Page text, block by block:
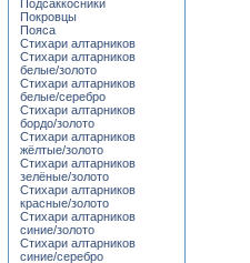
Подсаккосники
Покровцы
Пояса
Стихари алтарников
Стихари алтарников
белые/золото
Стихари алтарников
белые/серебро
Стихари алтарников
бордо/золото
Стихари алтарников
жёлтые/золото
Стихари алтарников
зелёные/золото
Стихари алтарников
красные/золото
Стихари алтарников
синие/золото
Стихари алтарников
синие/серебро